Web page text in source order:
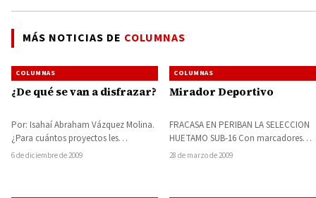
MÁS NOTICIAS DE COLUMNAS
COLUMNAS
¿De qué se van a disfrazar?
Por: Isahaí Abraham Vázquez Molina.
¿Para cuántos proyectos les
alcanzará a la alta jerarquía panista
6 de diciembre de 2009
COLUMNAS
Mirador Deportivo
FRACASA EN PERIBAN LA SELECCION
HUETAMO SUB-16 Con marcadores
negativos ante Uruapan de 3 goles a 1
28 de marzo de 2009